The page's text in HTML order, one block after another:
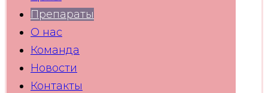
Препараты
О нас
Команда
Новости
Контакты